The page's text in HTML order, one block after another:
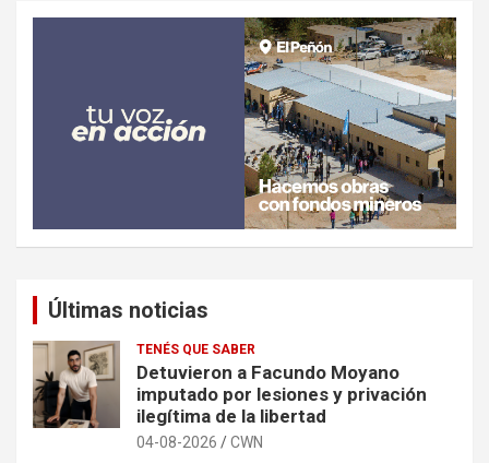
Últimas noticias
TENÉS QUE SABER
Detuvieron a Facundo Moyano
imputado por lesiones y privación
ilegítima de la libertad
04-08-2026 CWN